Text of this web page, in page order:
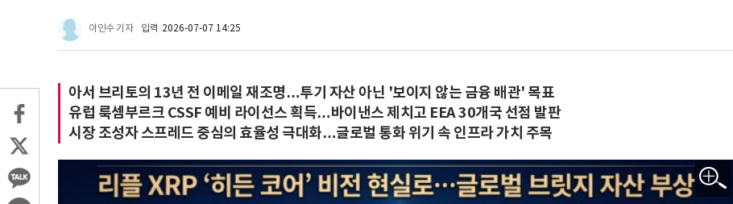
이인수 기자 입력 2026-07-07 14:25
아서 브리토의 13년 전 이메일 재조명…투기 자산 아닌 '보이지 않는 금융 배관' 목표
유럽 룩셈부르크 CSSF 예비 라이선스 획득…바이낸스 제치고 EEA 30개국 선점 발판
시장 조성자 스프레드 중심의 효율성 극대화…글로벌 통화 위기 속 인프라 가치 주목